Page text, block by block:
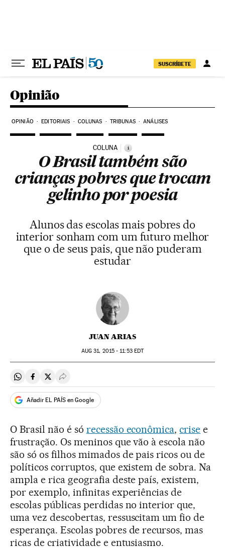
SUSCRÍBETE
Opinião
OPINIÃO EDITORIAIS COLUNAS TRIBUNAS ANÁLISES
COLUNA i
O Brasil também são
crianças pobres que trocam
gelinho por poesia
Alunos das escolas mais pobres do
interior sonham com um futuro melhor
que o de seus pais, que não puderam
estudar
JUAN ARIAS
AUG 31, 2015 - 11:53EDT
Compartir en Whatsapp
Compartir en Facebook
Compartir en Twitter
Desplegar Redes Sociales
Añadir EL PAÍS en Google
O Brasil não é só recessão econômica,crise e
frustração. Os meninos que vão à escola não
são só os filhos mimados de pais ricos ou de
políticos corruptos, que existem de sobra. Na
ampla e rica geografia deste país, existem,
por exemplo, infinitas experiências de
escolas públicas perdidas no interior que,
uma vez descobertas, ressuscitam um fio de
esperança. Escolas pobres de recursos, mas
ricas de criatividade e entusiasmo.